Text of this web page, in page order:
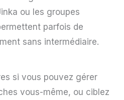
ou les groupes
parfois de
sans intermédiaire.
si vous pouvez gérer
vous-même, ou ciblez